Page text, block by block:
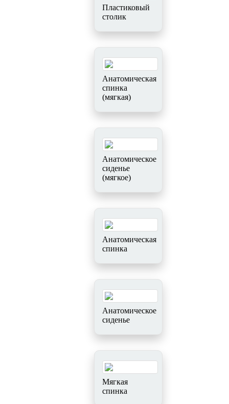
Пластиковый
столик
Анатомическая
спинка
(мягкая)
Анатомическое
сиденье
(мягкое)
Анатомическая
спинка
Анатомическое
сиденье
Мягкая
спинка